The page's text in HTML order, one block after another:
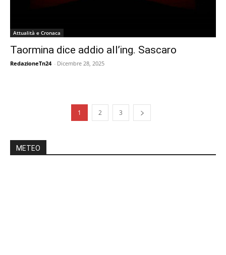
Attualità e Cronaca
Taormina dice addio all’ing. Sascaro
RedazioneTn24 - Dicembre 28, 2025
1 2 3
METEO